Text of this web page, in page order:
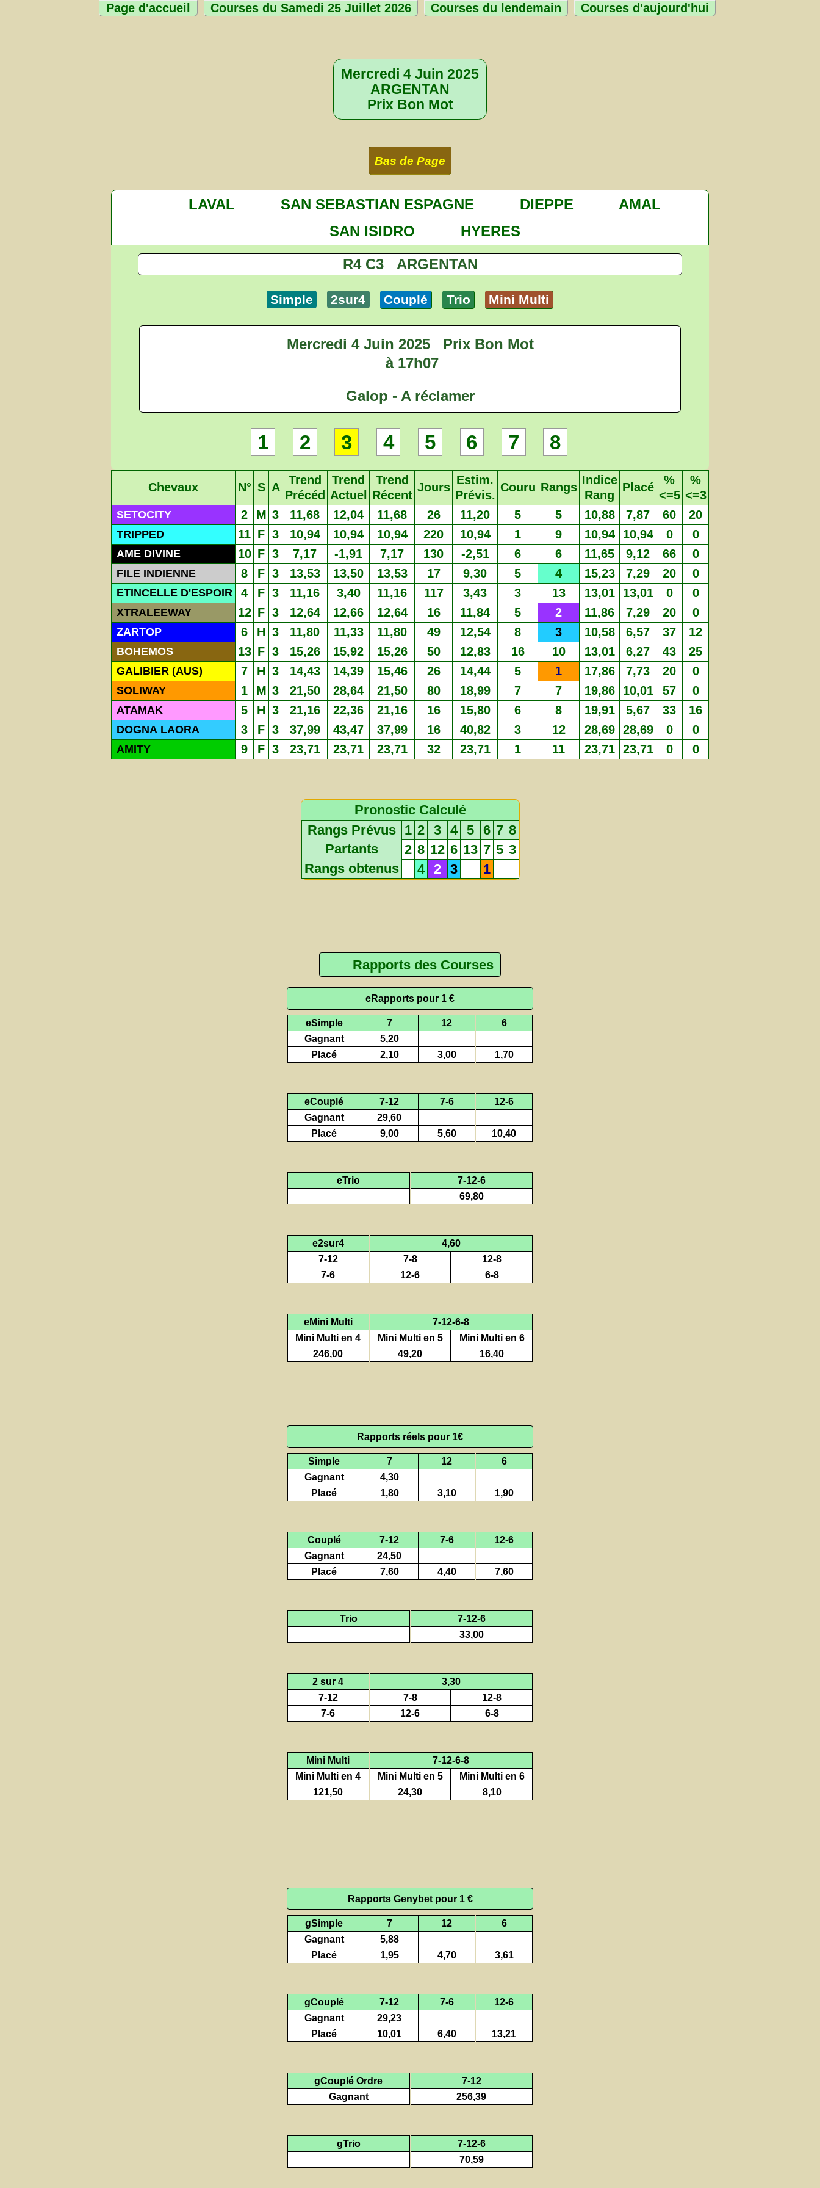
Page d'accueil Courses du Samedi 25 Juillet 2026 Courses du lendemain Courses d'aujourd'hui
Mercredi 4 Juin 2025
ARGENTAN
Prix Bon Mot
Bas de Page
LAVAL SAN SEBASTIAN ESPAGNE DIEPPE
AMAL
SAN ISIDRO
HYERES
R4 C3 ARGENTAN
Simple 2sur4 Couplé Trio Mini Multi
Mercredi 4 Juin 2025
Prix Bon Mot
à 17h07
Galop - A réclamer
1 2 3 4 5 6 7 8
Chevaux N° S A
Trend
Précéd
Trend
Actuel
Trend
Récent
Jours
Estim.
Prévis.
Couru Rangs
Indice
Rang
Placé
%
<=5
%
<=3
SETOCITY 2 M 3 11,68 12,04 11,68 26 11,20 5 5 10,88 7,87 60 20
TRIPPED 11 F 3 10,94 10,94 10,94 220 10,94 1 9 10,94 10,94 0 0
AME DIVINE 10 F 3 7,17 -1,91 7,17 130 -2,51 6 6 11,65 9,12 66 0
FILE INDIENNE 8 F 3 13,53 13,50 13,53 17 9,30 5 4 15,23 7,29 20 0
ETINCELLE D'ESPOIR 4 F 3 11,16 3,40 11,16 117 3,43 3 13 13,01 13,01 0 0
XTRALEEWAY 12 F 3 12,64 12,66 12,64 16 11,84 5 2 11,86 7,29 20 0
ZARTOP 6 H 3 11,80 11,33 11,80 49 12,54 8 3 10,58 6,57 37 12
BOHEMOS 13 F 3 15,26 15,92 15,26 50 12,83 16 10 13,01 6,27 43 25
GALIBIER (AUS) 7 H 3 14,43 14,39 15,46 26 14,44 5 1 17,86 7,73 20 0
SOLIWAY 1 M 3 21,50 28,64 21,50 80 18,99 7 7 19,86 10,01 57 0
ATAMAK 5 H 3 21,16 22,36 21,16 16 15,80 6 8 19,91 5,67 33 16
DOGNA LAORA 3 F 3 37,99 43,47 37,99 16 40,82 3 12 28,69 28,69 0 0
AMITY 9 F 3 23,71 23,71 23,71 32 23,71 1 11 23,71 23,71 0 0
Pronostic Calculé
Rangs Prévus
1 2 3 4 5 6 7 8
Partants
2 8 12 6 13 7 5 3
Rangs obtenus
4 2 3 1
Rapports des Courses
eRapports pour 1 €
eSimple 7 12
6
Gagnant
5,20
Placé
2,10 3,00 1,70
eCouplé 7-12 7-6
12-6
Gagnant
29,60
Placé
9,00 5,60 10,40
eTrio
7-12-6
69,80
e2sur4
4,60
7-12
7-8
12-8
7-6
12-6 6-8
eMini Multi
7-12-6-8
Mini Multi en 4
Mini Multi en 5
Mini Multi en 6
246,00
49,20 16,40
Rapports réels pour 1€
Simple 7 12
6
Gagnant
4,30
Placé
1,80 3,10 1,90
Couplé 7-12 7-6
12-6
Gagnant
24,50
Placé
7,60 4,40 7,60
Trio
7-12-6
33,00
2 sur 4
3,30
7-12
7-8
12-8
7-6
12-6 6-8
Mini Multi
7-12-6-8
Mini Multi en 4
Mini Multi en 5
Mini Multi en 6
121,50
24,30 8,10
Rapports Genybet pour 1 €
gSimple 7 12
6
Gagnant
5,88
Placé
1,95 4,70 3,61
gCouplé 7-12 7-6
12-6
Gagnant
29,23
Placé
10,01 6,40 13,21
gCouplé Ordre
7-12
Gagnant
256,39
gTrio
7-12-6
70,59